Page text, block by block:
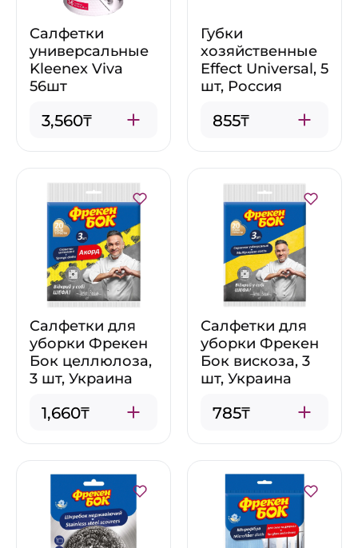
Салфетки
универсальные
Kleenex Viva
56шт
3,560₸
Губки
хозяйственные
Effect Universal, 5
шт, Россия
855₸
Салфетки для
уборки Фрекен
Бок целлюлоза,
3 шт, Украина
1,660₸
Салфетки для
уборки Фрекен
Бок вискоза, 3
шт, Украина
785₸